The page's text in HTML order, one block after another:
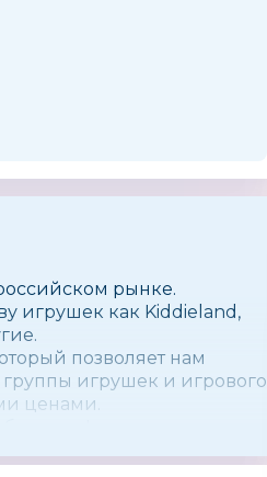
рынке.
игрушек как Kiddieland,
позволяет нам
игрушек и игрового
ценами.